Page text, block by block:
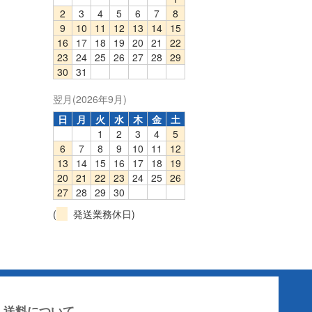
2
3 4 5 6 7
8
9
10 11 12 13 14 15
16
17 18 19 20 21
22
23 24 25 26 27 28 29
30 31
翌月(2026年9月)
日
月 火 水 木 金
土
1
2 3 4
5
6
7 8 9 10 11
12
13
14 15 16 17 18
19
20 21 22 23 24 25 26
27 28 29 30
(
発送業務休日)